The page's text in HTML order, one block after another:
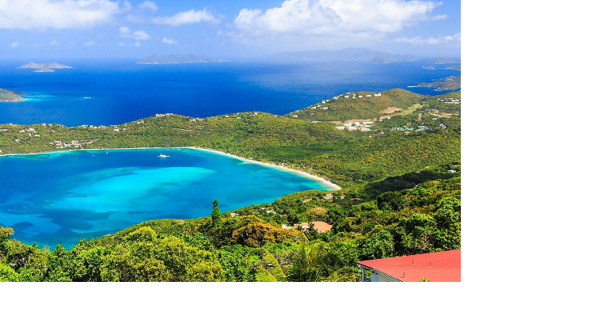
キャンペーン・特集 クルーズの楽しみ方
客船のご案内 寄港地ガイド